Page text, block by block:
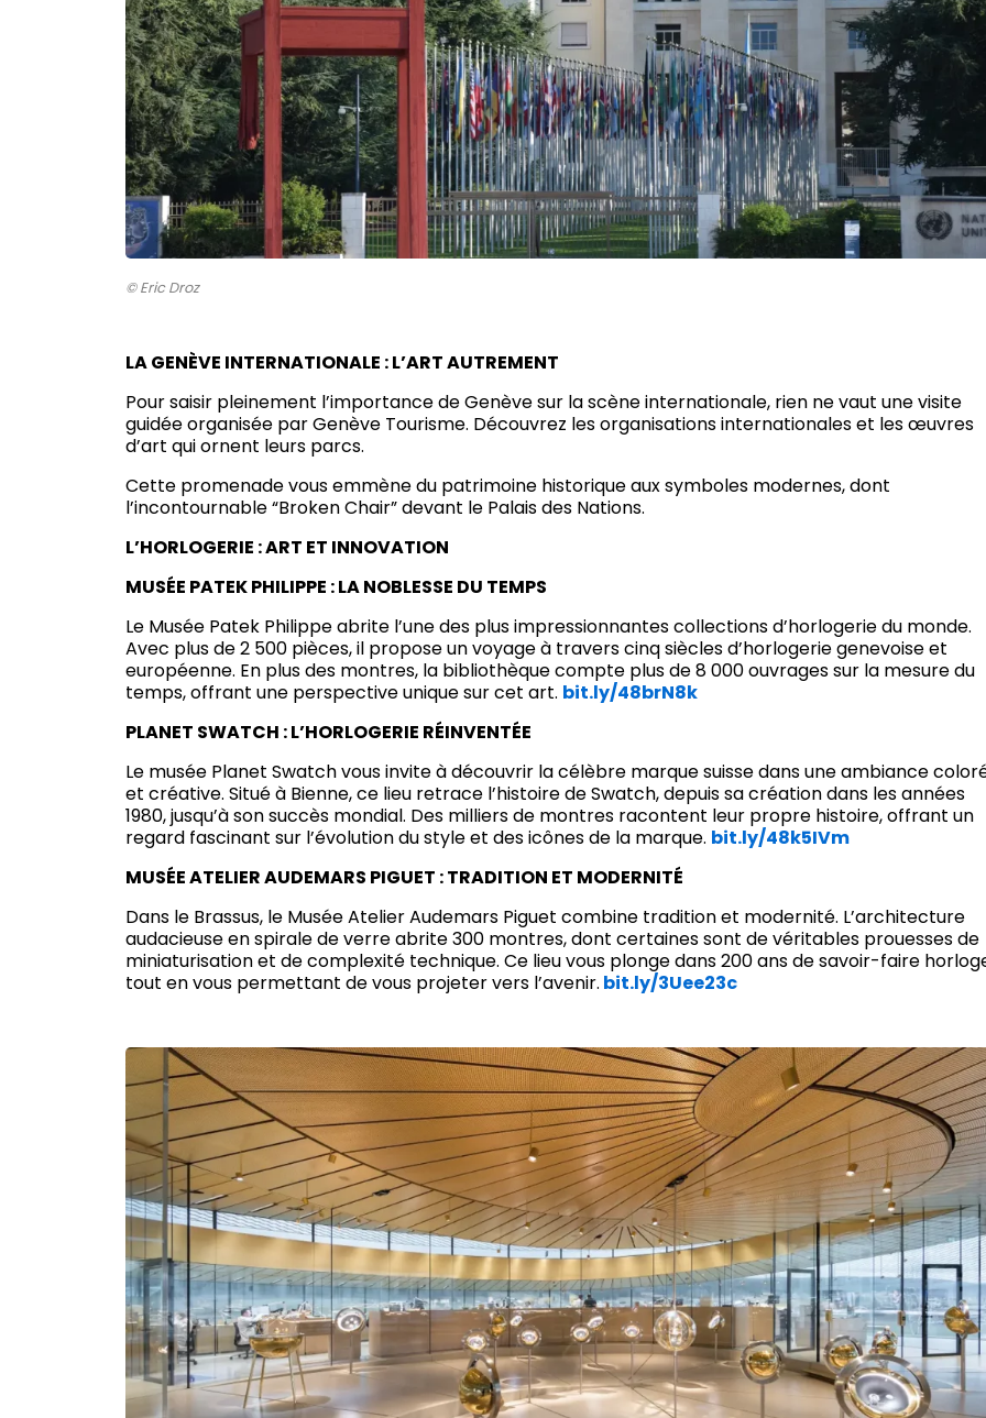
© Eric Droz
LA GENÈVE INTERNATIONALE : L’ART AUTREMENT
Pour saisir pleinement l’importance de Genève sur la scène internationale, rien ne vaut une visite
guidée organisée par Genève Tourisme. Découvrez les organisations internationales et les œuvres
d’art qui ornent leurs parcs.
Cette promenade vous emmène du patrimoine historique aux symboles modernes, dont
l’incontournable “Broken Chair” devant le Palais des Nations.
L’HORLOGERIE : ART ET INNOVATION
MUSÉE PATEK PHILIPPE : LA NOBLESSE DU TEMPS
Le Musée Patek Philippe abrite l’une des plus impressionnantes collections d’horlogerie du monde.
Avec plus de 2 500 pièces, il propose un voyage à travers cinq siècles d’horlogerie genevoise et
européenne. En plus des montres, la bibliothèque compte plus de 8 000 ouvrages sur la mesure du
temps, offrant une perspective unique sur cet art. bit.ly/48brN8k
PLANET SWATCH : L’HORLOGERIE RÉINVENTÉE
Le musée Planet Swatch vous invite à découvrir la célèbre marque suisse dans une ambiance
et créative. Situé à Bienne, ce lieu retrace l’histoire de Swatch, depuis sa création dans les années
1980, jusqu’à son succès mondial. Des milliers de montres racontent leur propre histoire, offrant un
regard fascinant sur l’évolution du style et des icônes de la marque. bit.ly/48k5IVm
MUSÉE ATELIER AUDEMARS PIGUET : TRADITION ET MODERNITÉ
Dans le Brassus, le Musée Atelier Audemars Piguet combine tradition et modernité. L’architecture
audacieuse en spirale de verre abrite 300 montres, dont certaines sont de véritables prouesses de
miniaturisation et de complexité technique. Ce lieu vous plonge dans 200 ans de savoir-faire
tout en vous permettant de vous projeter vers l’avenir. bit.ly/3Uee23c